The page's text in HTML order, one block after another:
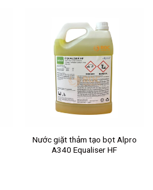
Nước giặt thảm tạo bọt Alpro
A340 Equaliser HF